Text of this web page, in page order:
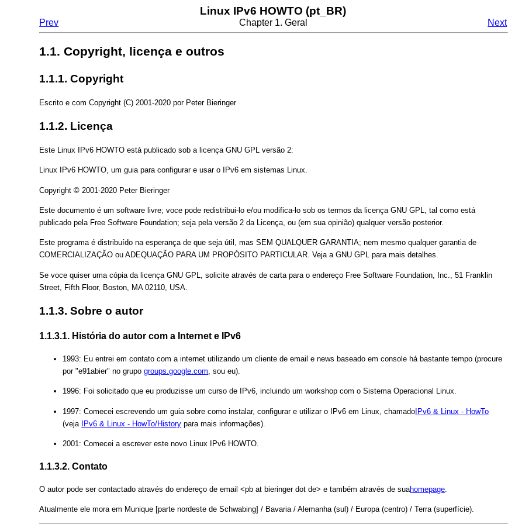
Linux IPv6 HOWTO (pt_BR)
Prev Chapter 1. Geral Next
1.1. Copyright, licença e outros
1.1.1. Copyright
Escrito e com Copyright (C) 2001-2020 por Peter Bieringer
1.1.2. Licença
Este Linux IPv6 HOWTO está publicado sob a licença GNU GPL versão 2:
Linux IPv6 HOWTO, um guia para configurar e usar o IPv6 em sistemas Linux.
Copyright © 2001-2020 Peter Bieringer
Este documento é um software livre; voce pode redistribui-lo e/ou modifica-lo sob os termos da licença GNU GPL, tal como está
publicado pela Free Software Foundation; seja pela versão 2 da Licença, ou (em sua opinião) qualquer versão posterior.
Este programa é distribuído na esperança de que seja útil, mas SEM QUALQUER GARANTIA; nem mesmo qualquer garantia de
COMERCIALIZAÇÃO ou ADEQUAÇÃO PARA UM PROPÓSITO PARTICULAR. Veja a GNU GPL para mais detalhes.
Se voce quiser uma cópia da licença GNU GPL, solicite através de carta para o endereço Free Software Foundation, Inc., 51 Franklin
Street, Fifth Floor, Boston, MA 02110, USA.
1.1.3. Sobre o autor
1.1.3.1. História do autor com a Internet e IPv6
1993: Eu entrei em contato com a internet utilizando um cliente de email e news baseado em console há bastante tempo (procure
por "e91abier" no grupogroups.google.com, sou eu).
1996: Foi solicitado que eu produzisse um curso de IPv6, incluindo um workshop com o Sistema Operacional Linux.
1997: Comecei escrevendo um guia sobre como instalar, configurar e utilizar o IPv6 em Linux, chamadoIPv6 & Linux - HowTo
(veja IPv6 & Linux - HowTo/History para mais informações).
2001: Comecei a escrever este novo Linux IPv6 HOWTO.
1.1.3.2. Contato
O autor pode ser contactado através do endereço de email <pb at bieringer dot de> e também através de suahomepage
Atualmente ele mora em Munique [parte nordeste de Schwabing] / Bavaria / Alemanha (sul) / Europa (centro) / Terra (superfície).